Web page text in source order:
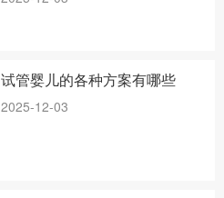
试管婴儿的各种方案有哪些
2025-12-03